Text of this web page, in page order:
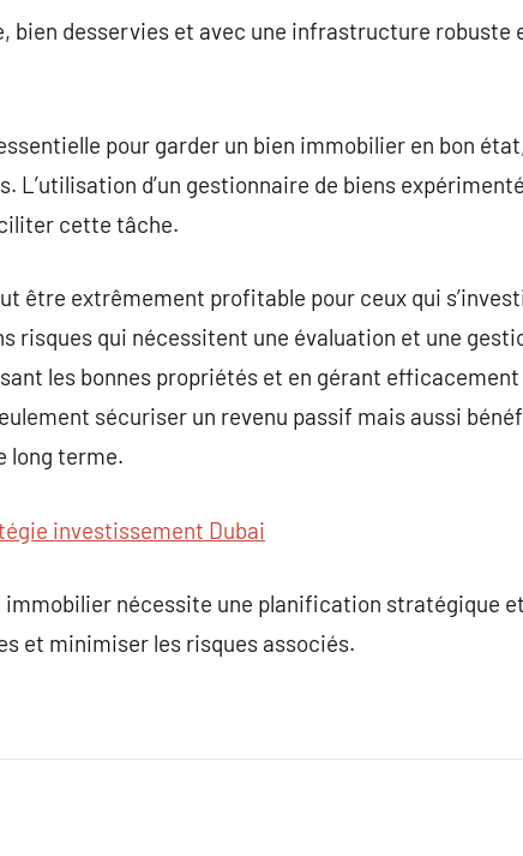
bien desservies et avec une infrastructure robuste
pour garder un bien immobilier en bon
L’utilisation d’un gestionnaire de biens
cette tâche.
être extrêmement profitable pour ceux qui
risques qui nécessitent une évaluation et une
les bonnes propriétés et en gérant efficacement
sécuriser un revenu passif mais aussi
long terme.
investissement Dubai
immobilier nécessite une planification stratégique
et minimiser les risques associés.